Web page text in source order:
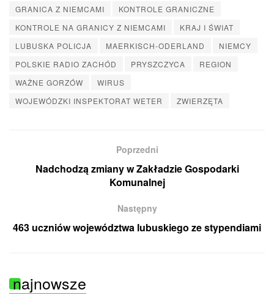
GRANICA Z NIEMCAMI
KONTROLE GRANICZNE
KONTROLE NA GRANICY Z NIEMCAMI
KRAJ I ŚWIAT
LUBUSKA POLICJA
MAERKISCH-ODERLAND
NIEMCY
POLSKIE RADIO ZACHÓD
PRYSZCZYCA
REGION
WAŻNE GORZÓW
WIRUS
WOJEWÓDZKI INSPEKTORAT WETER
ZWIERZĘTA
Poprzedni
Nadchodzą zmiany w Zakładzie Gospodarki
Komunalnej
Następny
463 uczniów województwa lubuskiego ze stypendiami
najnowsze